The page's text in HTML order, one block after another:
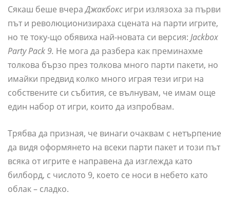
Сякаш беше вчераДжакбокс игри излязоха за първи
път и революционизираха сцената на парти игрите,
но те току-що обявиха най-новата си версия: Jackbox
Party Pack 9. Не мога да разбера как преминахме
толкова бързо през толкова много парти пакети, но
имайки предвид колко много играя тези игри на
собствените си събития, се вълнувам, че имам още
един набор от игри, които да изпробвам.
Трябва да призная, че винаги очаквам с нетърпение
да видя оформянето на всеки парти пакет и този път
всяка от игрите е направена да изглежда като
билборд, с числото 9, което се носи в небето като
облак – сладко.